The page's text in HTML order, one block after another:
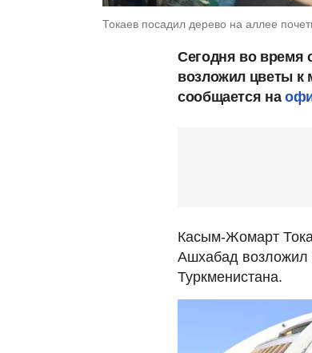
Токаев посадил дерево на аллее
Сегодня во время
возложил цветы к
сообщается на
Касым-Жомарт
Ашхабад возложил
Туркменистана.